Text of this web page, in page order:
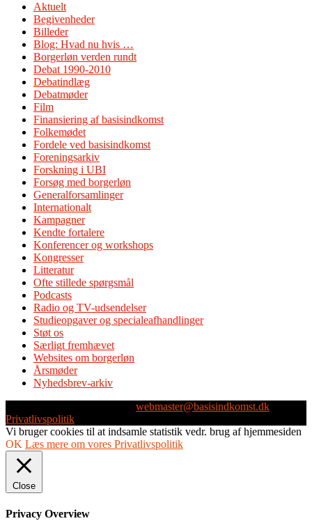
Aktuelt
Begivenheder
Billeder
Blog: Hvad nu hvis …
Borgerløn verden rundt
Debat 1990-2010
Debatindlæg
Debatmøder
Film
Finansiering af basisindkomst
Folkemødet
Fordele ved basisindkomst
Foreningsarkiv
Forskning i UBI
Forsøg med borgerløn
Generalforsamlinger
Internationalt
Kampagner
Kendte fortalere
Konferencer og workshops
Kongresser
Litteratur
Ofte stillede spørgsmål
Podcasts
Radio og TV-udsendelser
Studieopgaver og specialeafhandlinger
Støt os
Særligt fremhævet
Websites om borgerløn
Årsmøder
Nyhedsbrev-arkiv
webmaster@basisindkomst.dk
Privatlivspolitik
Vi bruger cookies til at indsamle statistik vedr. brug af hjemmesiden
OK Læs mere om vores Privatlivspolitik
Close
Privacy Overview